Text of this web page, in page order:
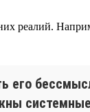
реалий.
его